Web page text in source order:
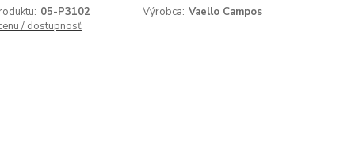
05-P3102 Výrobca: Vaello Campos
/ dostupnosť